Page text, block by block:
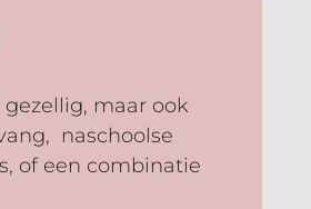
maar ook
naschoolse
of een combinatie